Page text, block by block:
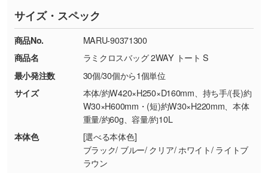
す。→詳しく見る
・コーポレートカラーを使って印刷したい／印
刷色にこだわりがある
DIC・PANTONEなどのカラーチップの指定や、
現物支給による色指定も承っております。→詳
・背景がある画像からキャラクター部分だけを
使いたいです
シンプルな背景のデータや、使いたいキャラク
※詳しくは「商品の良品基準について
ください。
【返品・交換ができない場合】
・お客様の元で商品を加工された場合、または
商品が破損した場合
・商品到着後7日以上経過している場合
・お客様のご都合による返品・交換依頼(商
品・色・数量などの注文間違い等)
TEL：0422-29-9911 営業時間10:00～
18:00(土日祝日除く)
お問い合わせフォームはこちら
サイズ・スペック
商品No.
MARU-90371300
商品名
ラミクロスバッグ 2WAY トート S
最小発注数
30個/30個から1個単位
サイズ
本体/約W420×H250×D160mm、持ち手/(長)約
W30×H600mm・(短)約W30×H220mm、本体
重量/約60g、容量/約10L
本体色
[選べる本体色]
ブラック/ ブルー/ クリア/ ホワイト/ ライトブ
ラウン